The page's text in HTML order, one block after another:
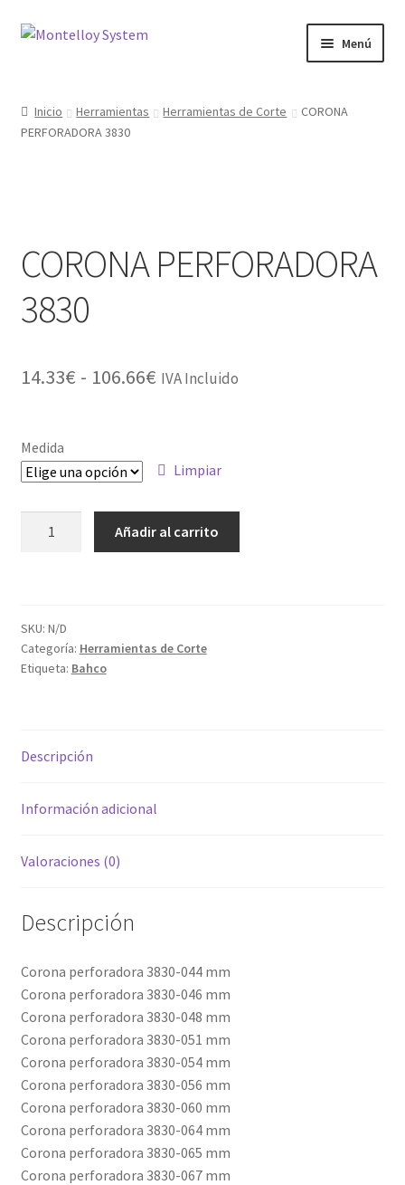
Ir
Ir
Menú
Ferretería
Protección Laboral
Contacto
Inicio Herramientas Herramientas de Corte
CORONA
PERFORADORA 3830
CORONA PERFORADORA
3830
14.33€ - 106.66€Rango
desde
14.33€
hasta
IVA Incluido
Medida
Limpiar
Añadir al carrito
SKU: N/D
Categoría: Herramientas de Corte
Etiqueta: Bahco
Descripción
Información adicional
Valoraciones (0)
Descripción
Corona perforadora 3830-044 mm
Corona perforadora 3830-046 mm
Corona perforadora 3830-048 mm
Corona perforadora 3830-051 mm
Corona perforadora 3830-054 mm
Corona perforadora 3830-056 mm
Corona perforadora 3830-060 mm
Corona perforadora 3830-064 mm
Corona perforadora 3830-065 mm
Corona perforadora 3830-067 mm